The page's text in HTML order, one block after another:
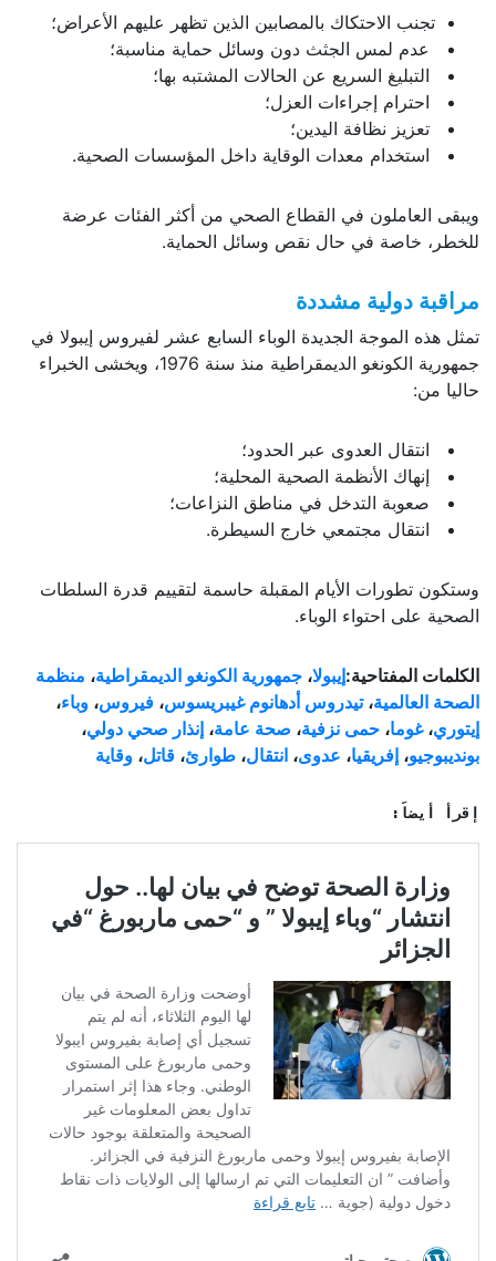
تجنب الاحتكاك بالمصابين الذين تظهر عليهم الأعراض؛
عدم لمس الجثث دون وسائل حماية مناسبة؛
التبليغ السريع عن الحالات المشتبه بها؛
احترام إجراءات العزل؛
تعزيز نظافة اليدين؛
استخدام معدات الوقاية داخل المؤسسات الصحية.
ويبقى العاملون في القطاع الصحي من أكثر الفئات عرضة
للخطر، خاصة في حال نقص وسائل الحماية.
مراقبة دولية مشددة
تمثل هذه الموجة الجديدة الوباء السابع عشر لفيروس إيبولا في
جمهورية الكونغو الديمقراطية منذ سنة 1976، ويخشى الخبراء
حاليا من:
انتقال العدوى عبر الحدود؛
إنهاك الأنظمة الصحية المحلية؛
صعوبة التدخل في مناطق النزاعات؛
انتقال مجتمعي خارج السيطرة.
وستكون تطورات الأيام المقبلة حاسمة لتقييم قدرة السلطات
الصحية على احتواء الوباء.
الكلمات المفتاحية:إيبولا، جمهورية الكونغو الديمقراطية، منظمة
الصحة العالمية،تيدروس أدهانوم غيبريسوس، فيروس، وباء،
إيتوري،غوما، حمى نزفية، صحة عامة، إنذار صحي دولي،
بونديبوجيو، إفريقيا، عدوى، انتقال، طوارئ، قاتل، وقاية
إقرأ أيضاً: